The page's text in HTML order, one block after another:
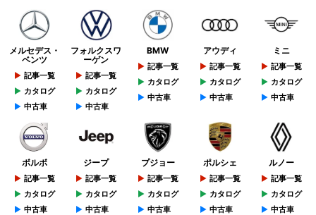
メルセデス・
ベンツ
記事一覧
カタログ
中古車
フォルクスワ
ーゲン
記事一覧
カタログ
中古車
BMW
記事一覧
カタログ
中古車
アウディ
記事一覧
カタログ
中古車
ミニ
記事一覧
カタログ
中古車
ボルボ
記事一覧
カタログ
中古車
ジープ
記事一覧
カタログ
中古車
プジョー
記事一覧
カタログ
中古車
ポルシェ
記事一覧
カタログ
中古車
ルノー
記事一覧
カタログ
中古車